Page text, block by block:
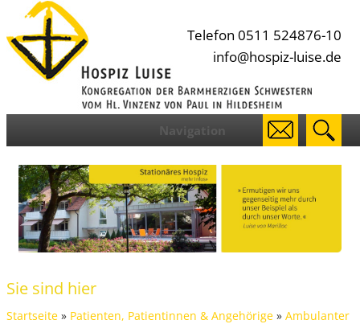
Navigation
Telefon 0511 524876-10
info@hospiz-luise.de
Sie sind hier
Startseite» Patienten, Patientinnen & Angehörige» Ambulanter